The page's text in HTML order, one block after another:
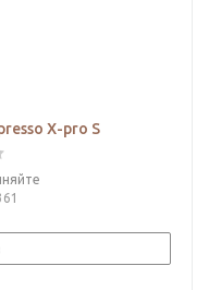
X-pro S